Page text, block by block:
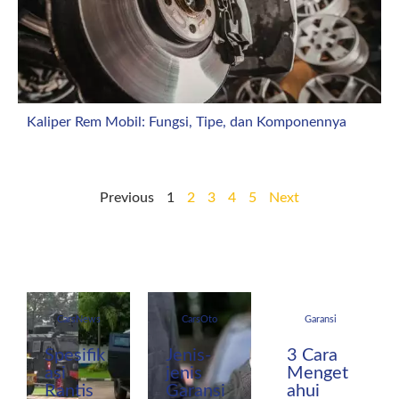
Kaliper Rem Mobil: Fungsi, Tipe, dan Komponennya
Previous 1 2 3 4 5 Next
CarsNews
Spesifik
asi
Rantis
CarsOto
Jenis-
jenis
Garansi
Garansi
3 Cara
Menget
ahui